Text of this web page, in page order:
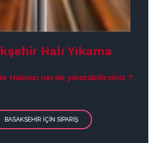
Halı Yıkama
Halınızı nerde yıkatabilirsiniz ?
BASAKSEHIR IÇIN SIPARIŞ